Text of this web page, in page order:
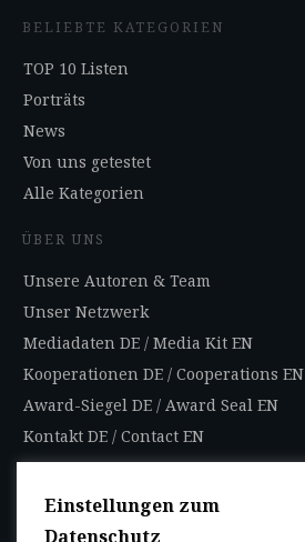
BELIEBTE KATEGORIEN
TOP 10 Listen
Porträts
News
Von uns getestet
Alle Kategorien
ÜBER UNS
Unsere Autoren & Team
Unser Netzwerk
Mediadaten DE / Media Kit EN
Kooperationen DE / Cooperations EN
Award-Siegel DE / Award Seal EN
Kontakt DE / Contact EN
Impressum
Datenschutzbestimmungen
Nutzungsbedingungen
Einstellungen zum
Datenschutz